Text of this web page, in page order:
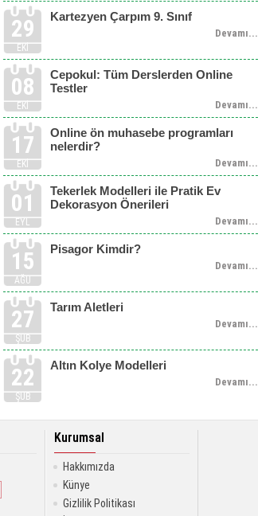
29
EKI
Kartezyen Çarpım 9. Sınıf
Devamı...
08
EKI
Cepokul: Tüm Derslerden Online
Testler
Devamı...
17
EKI
Online ön muhasebe programları
nelerdir?
Devamı...
01
EYL
Tekerlek Modelleri ile Pratik Ev
Dekorasyon Önerileri
Devamı...
15
AĞU
Pisagor Kimdir?
Devamı...
27
ŞUB
Tarım Aletleri
Devamı...
22
ŞUB
Altın Kolye Modelleri
Devamı...
Kurumsal
Hakkımızda
Künye
Gizlilik Politikası